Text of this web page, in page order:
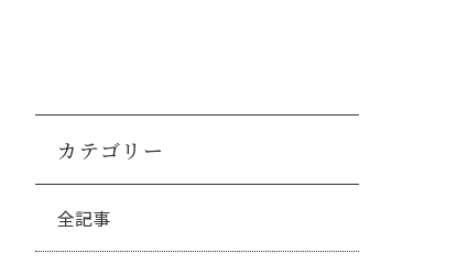
カテゴリー
全記事